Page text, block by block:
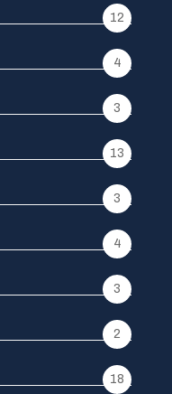
12
4
3
13
3
4
3
2
18